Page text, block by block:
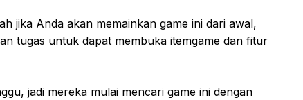
jika Anda akan memainkan game ini dari awal,
tugas untuk dapat membuka itemgame dan fitur
jadi mereka mulai mencari game ini dengan